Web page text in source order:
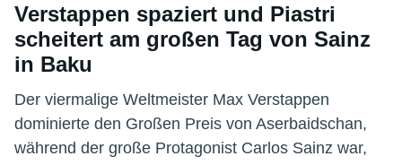
Verstappen spaziert und Piastri
scheitert am großen Tag von Sainz
in Baku
Der viermalige Weltmeister Max Verstappen
dominierte den Großen Preis von Aserbaidschan,
während der große Protagonist Carlos Sainz war,